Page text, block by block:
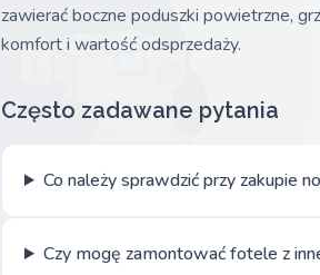
zawierać boczne poduszki powietrzne,
komfort i wartość odsprzedaży.
Często zadawane pytania
Co należy sprawdzić przy zakupie
Czy mogę zamontować fotele z